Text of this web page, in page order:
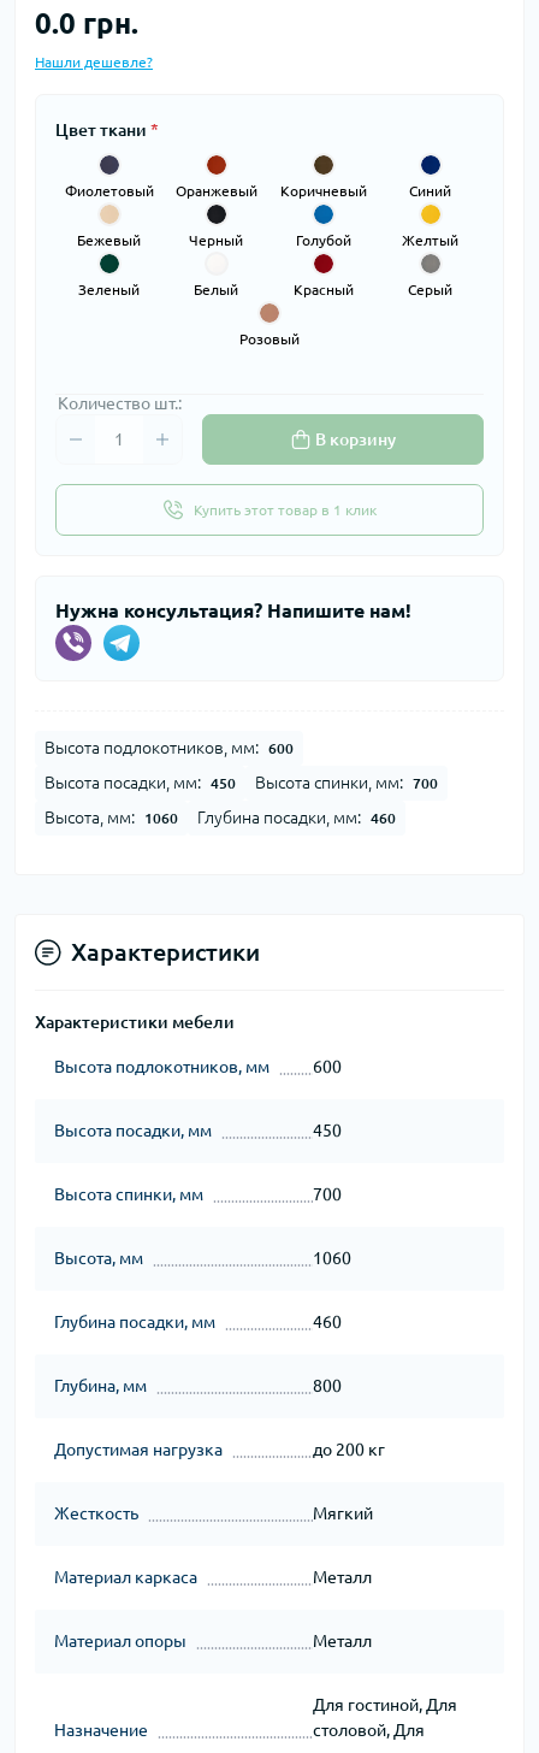
0.0 грн.
Нашли дешевле?
Цвет ткани *
Фиолетовый Оранжевый Коричневый Синий
Бежевый Черный Голубой Желтый
Зеленый Белый Красный Серый
Розовый
Количество шт.:
В корзину
Купить этот товар в 1 клик
Нужна консультация? Напишите нам!
Высота подлокотников, мм: 600
Высота посадки, мм: 450 Высота спинки, мм: 700
Высота, мм: 1060 Глубина посадки, мм: 460
Характеристики
Характеристики мебели
Высота подлокотников, мм 600
Высота посадки, мм 450
Высота спинки, мм 700
Высота, мм 1060
Глубина посадки, мм 460
Глубина, мм 800
Допустимая нагрузка до 200 кг
Жесткость Мягкий
Материал каркаса Металл
Материал опоры Металл
Назначение
Для гостиной, Для
столовой, Для